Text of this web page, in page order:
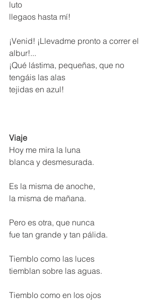
luto
llegaos hasta mí!
¡Venid! ¡Llevadme pronto a correr el
albur!...
¡Qué lástima, pequeñas, que no
tengáis las alas
tejidas en azul!
Viaje
Hoy me mira la luna
blanca y desmesurada.
Es la misma de anoche,
la misma de mañana.
Pero es otra, que nunca
fue tan grande y tan pálida.
Tiemblo como las luces
tiemblan sobre las aguas.
Tiemblo como en los ojos